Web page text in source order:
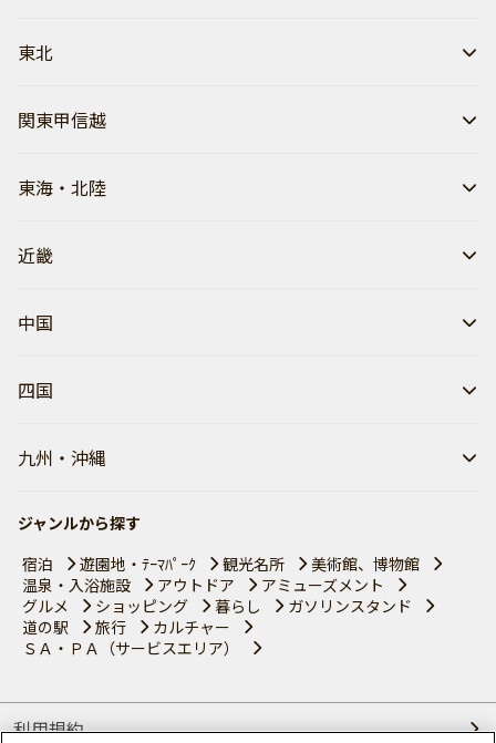
東北
関東甲信越
東海・北陸
近畿
中国
四国
九州・沖縄
ジャンルから探す
宿泊
遊園地・ﾃｰﾏﾊﾟｰｸ 観光名所
美術館、博物館
温泉・入浴施設
アウトドア
アミューズメント
グルメ
ショッピング 暮らし
ガソリンスタンド
道の駅
旅行
カルチャー
ＳＡ・ＰＡ（サービスエリア）
利用規約